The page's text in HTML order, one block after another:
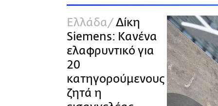
PRINT
Tech &
European Lifo
Ελλάδα
Δίκη
Siemens: Κανένα
ελαφρυντικό για
20
κατηγορούμενους
ζητά η